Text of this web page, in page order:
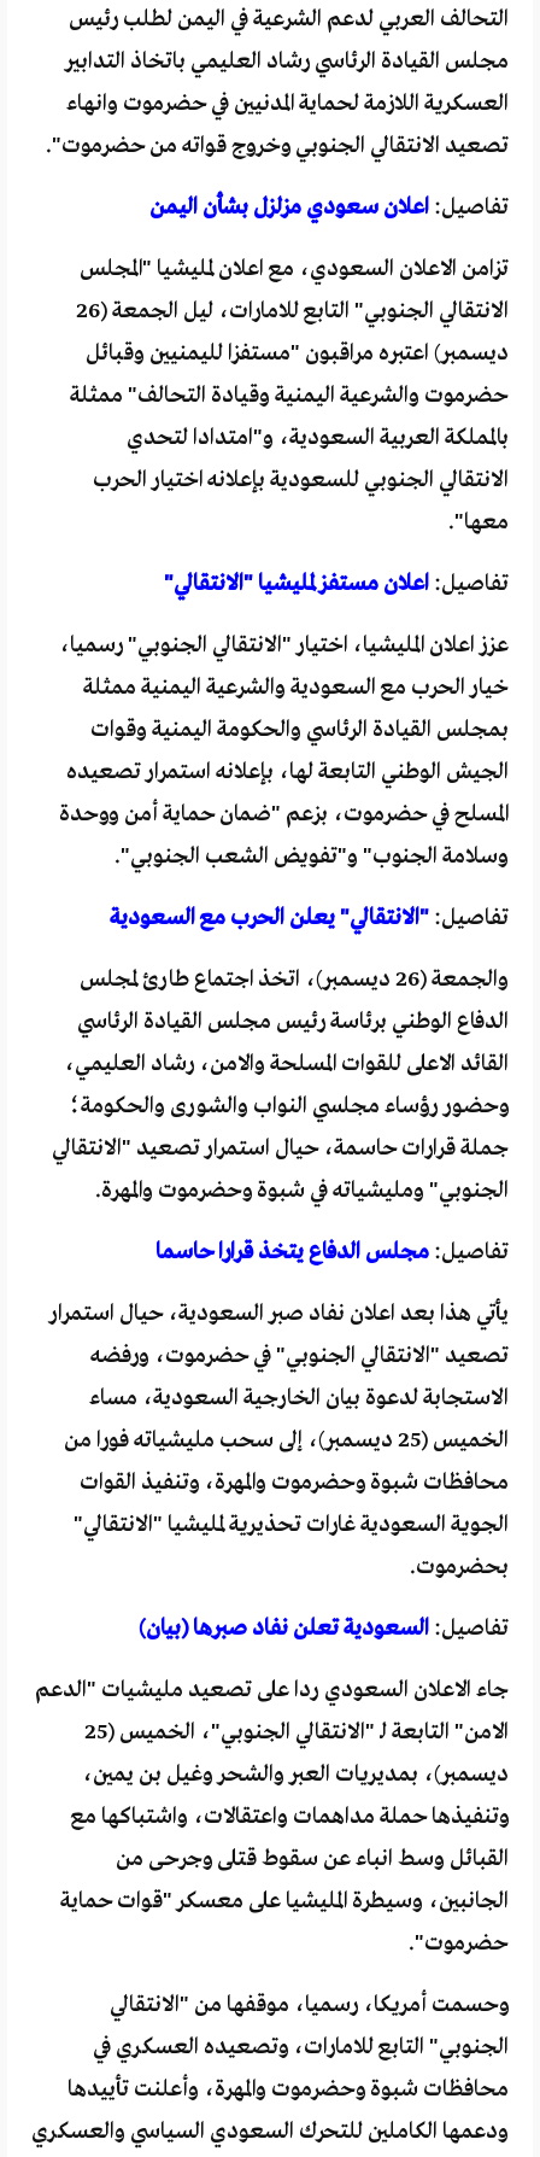
التحالف العربي لدعم الشرعية في اليمن لطلب رئيس
مجلس القيادة الرئاسي رشاد العليمي باتخاذ التدابير
العسكرية اللازمة لحماية المدنيين في حضرموت وانهاء
تصعيد الانتقالي الجنوبي وخروج قواته من حضرموت".
تفاصيل: اعلان سعودي مزلزل بشأن اليمن
تزامن الاعلان السعودي، مع اعلان لمليشيا "المجلس
الانتقالي الجنوبي" التابع للامارات، ليل الجمعة (26
ديسمبر) اعتبره مراقبون "مستفزا لليمنيين وقبائل
حضرموت والشرعية اليمنية وقيادة التحالف" ممثلة
بالمملكة العربية السعودية، و"امتدادا لتحدي
الانتقالي الجنوبي للسعودية بإعلانه اختيار الحرب
معها".
تفاصيل: اعلان مستفز لمليشيا "الانتقالي"
عزز اعلان المليشيا، اختيار "الانتقالي الجنوبي" رسميا،
خيار الحرب مع السعودية والشرعية اليمنية ممثلة
بمجلس القيادة الرئاسي والحكومة اليمنية وقوات
الجيش الوطني التابعة لها، بإعلانه استمرار تصعيده
المسلح في حضرموت، بزعم "ضمان حماية أمن ووحدة
وسلامة الجنوب" و"تفويض الشعب الجنوبي".
تفاصيل: "الانتقالي" يعلن الحرب مع السعودية
والجمعة (26 ديسمبر)، اتخذ اجتماع طارئ لمجلس
الدفاع الوطني برئاسة رئيس مجلس القيادة الرئاسي
القائد الاعلى للقوات المسلحة والامن، رشاد العليمي،
وحضور رؤساء مجلسي النواب والشورى والحكومة؛
جملة قرارات حاسمة، حيال استمرار تصعيد "الانتقالي
الجنوبي" ومليشياته في شبوة وحضرموت والمهرة.
تفاصيل: مجلس الدفاع يتخذ قرارا حاسما
يأتي هذا بعد اعلان نفاد صبر السعودية، حيال استمرار
تصعيد "الانتقالي الجنوبي" في حضرموت، ورفضه
الاستجابة لدعوة بيان الخارجية السعودية، مساء
الخميس (25 ديسمبر)، إلى سحب مليشياته فورا من
محافظات شبوة وحضرموت والمهرة، وتنفيذ القوات
الجوية السعودية غارات تحذيرية لمليشيا "الانتقالي"
بحضرموت.
تفاصيل: السعودية تعلن نفاد صبرها (بيان)
جاء الاعلان السعودي ردا على تصعيد مليشيات "الدعم
الامن" التابعة لـ "الانتقالي الجنوبي"، الخميس (25
ديسمبر)، بمديريات العبر والشحر وغيل بن يمين،
وتنفيذها حملة مداهمات واعتقالات، واشتباكها مع
القبائل وسط انباء عن سقوط قتلى وجرحى من
الجانبين، وسيطرة المليشيا على معسكر "قوات حماية
حضرموت".
وحسمت أمريكا، رسميا، موقفها من "الانتقالي
الجنوبي" التابع للامارات، وتصعيده العسكري في
محافظات شبوة وحضرموت والمهرة، وأعلنت تأييدها
ودعمها الكاملين للتحرك السعودي السياسي والعسكري